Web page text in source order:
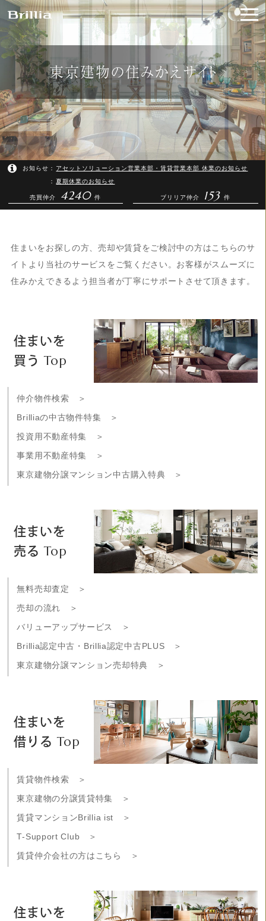
東京建物の住みかえサイト
アセットソリューション営業本部・賃貸営業本部 休業のお知らせ
夏期休業のお知らせ
売買仲介 4240 件 ブリリア仲介 153 件
住まいをお探しの方、売却や賃貸をご検討中の方はこちらのサ
イトより当社のサービスをご覧ください。お客様がスムーズに
住みかえできるよう担当者が丁寧にサポートさせて頂きます。
住まいを
買う Top
仲介物件検索 ＞
Brilliaの中古物件特集 ＞
投資用不動産特集 ＞
事業用不動産特集 ＞
東京建物分譲マンション中古購入特典 ＞
住まいを
売る Top
無料売却査定 ＞
売却の流れ ＞
バリューアップサービス ＞
Brillia認定中古・Brillia認定中古PLUS ＞
東京建物分譲マンション売却特典 ＞
住まいを
借りる Top
賃貸物件検索 ＞
東京建物の分譲賃貸特集 ＞
賃貸マンションBrillia ist ＞
T-Support Club ＞
賃貸仲介会社の方はこちら ＞
住まいを